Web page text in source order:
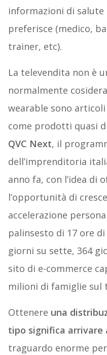
informazioni di salute
preferisce (medico,
trainer, etc).
La televendita non è
normalmente
wearable sono
come prodotti quasi
QVC Next, il
dell’imprenditoria
anno fa, con l’idea di
l’opportunità di
accelerazione
palinsesto di 17 ore
giorni su sette, 364
sito di e-commerce
milioni di famiglie sul
Ottenere una
tipo significa arrivare
traguardo enorme